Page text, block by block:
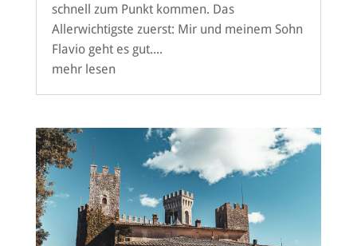
schnell zum Punkt kommen. Das
Allerwichtigste zuerst: Mir und meinem Sohn
Flavio geht es gut....
mehr lesen